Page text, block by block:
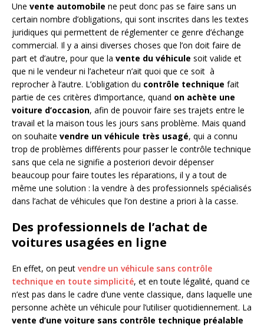
Une vente automobile ne peut donc pas se faire sans un
certain nombre d’obligations, qui sont inscrites dans les textes
juridiques qui permettent de réglementer ce genre d’échange
commercial. Il y a ainsi diverses choses que l’on doit faire de
part et d’autre, pour que la vente du véhicule soit valide et
que ni le vendeur ni l’acheteur n’ait quoi que ce soit à
reprocher à l’autre. L’obligation du contrôle technique fait
partie de ces critères d’importance, quand on achète une
voiture d’occasion, afin de pouvoir faire ses trajets entre le
travail et la maison tous les jours sans problème. Mais quand
on souhaite vendre un véhicule très usagé, qui a connu
trop de problèmes différents pour passer le contrôle technique
sans que cela ne signifie a posteriori devoir dépenser
beaucoup pour faire toutes les réparations, il y a tout de
même une solution : la vendre à des professionnels spécialisés
dans l’achat de véhicules que l’on destine a priori à la casse.
Des professionnels de l’achat de
voitures usagées en ligne
En effet, on peut vendre un véhicule sans contrôle
technique en toute simplicité, et en toute légalité, quand ce
n’est pas dans le cadre d’une vente classique, dans laquelle une
personne achète un véhicule pour l’utiliser quotidiennement. La
vente d’une voiture sans contrôle technique préalable